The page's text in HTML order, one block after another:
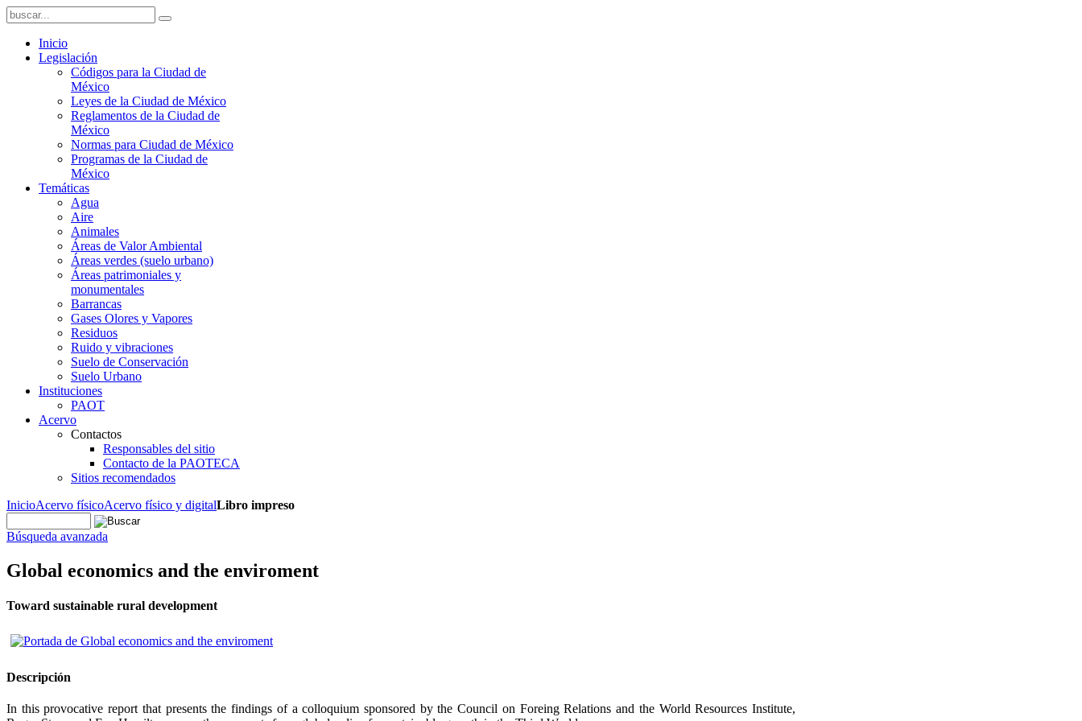
Inicio
Legislación
Códigos para la Ciudad de
México
Leyes de la Ciudad de México
Reglamentos de la Ciudad de
México
Normas para Ciudad de México
Programas de la Ciudad de
México
Temáticas
Agua
Aire
Animales
Áreas de Valor Ambiental
Áreas verdes (suelo urbano)
Áreas patrimoniales y
monumentales
Barrancas
Gases Olores y Vapores
Residuos
Ruido y vibraciones
Suelo de Conservación
Suelo Urbano
Instituciones
PAOT
Acervo
Contactos
Responsables del sitio
Contacto de la PAOTECA
Sitios recomendados
InicioAcervo físicoAcervo físico y digitalLibro impreso
Búsqueda avanzada
Global economics and the enviroment
Toward sustainable rural development
Descripción
In this provocative report that presents the findings of a colloquium sponsored by the Council on Foreing Relations and the World Resources Institute,